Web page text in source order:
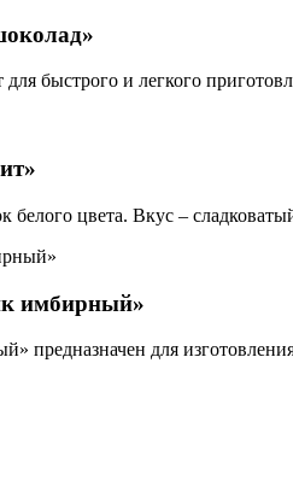
быстрого и легкого
цвета. Вкус –
имбирный»
предназначен для